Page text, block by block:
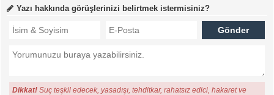
Yazı hakkında görüşlerinizi belirtmek istermisiniz?
Dikkat! Suç teşkil edecek, yasadışı, tehditkar, rahatsız edici, hakaret ve